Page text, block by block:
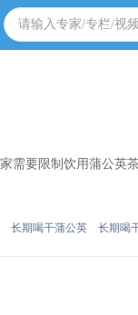
需要限制饮用蒲公英
长期喝干蒲公英 长期喝